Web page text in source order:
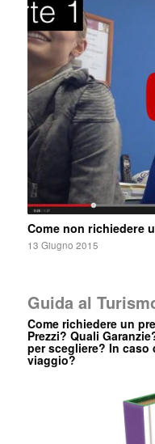
Come non richiedere
13 Giugno 2015
Guida al
Come richiedere un
Prezzi? Quali
per scegliere? In caso
viaggio?